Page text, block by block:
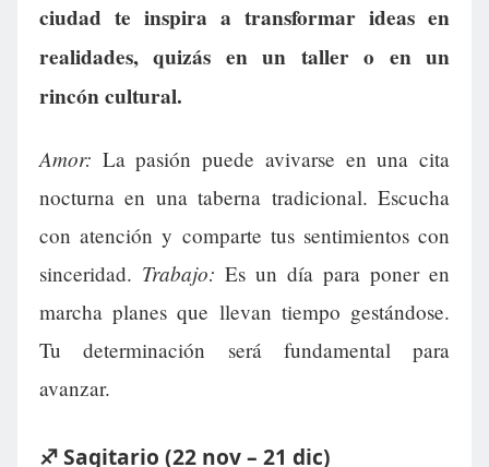
ciudad te inspira a transformar ideas en
realidades, quizás en un taller o en un
rincón cultural.
Amor: La pasión puede avivarse en una cita
nocturna en una taberna tradicional. Escucha
con atención y comparte tus sentimientos con
sinceridad. Trabajo: Es un día para poner en
marcha planes que llevan tiempo gestándose.
Tu determinación será fundamental para
avanzar.
♐ Sagitario (22 nov – 21 dic)